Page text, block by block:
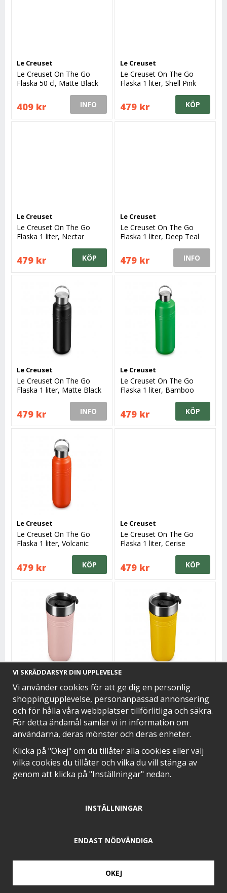
Le Creuset
Le Creuset On The Go
Flaska 50 cl, Matte Black
409 kr INFO
Le Creuset
Le Creuset On The Go
Flaska 1 liter, Shell Pink
479 kr KÖP
Le Creuset
Le Creuset On The Go
Flaska 1 liter, Nectar
479 kr KÖP
Le Creuset
Le Creuset On The Go
Flaska 1 liter, Deep Teal
479 kr INFO
Le Creuset
Le Creuset On The Go
Flaska 1 liter, Matte Black
479 kr INFO
Le Creuset
Le Creuset On The Go
Flaska 1 liter, Bamboo
479 kr KÖP
Le Creuset
Le Creuset On The Go
Flaska 1 liter, Volcanic
479 kr KÖP
Le Creuset
Le Creuset On The Go
Flaska 1 liter, Cerise
479 kr KÖP
Le Creuset
Le Creuset On The Go
Mugg 35 cl, Shell Pink
399 kr INFO
Le Creuset
Le Creuset On The Go
Mugg 35 cl, Nectar
399 kr
Le Creuset On The Go
Le Creuset On The Go
Green
399 kr
VI SKRÄDDARSYR DIN UPPLEVELSE
Vi använder cookies för att ge dig en personlig
shoppingupplevelse, personanpassad annonsering
och för hålla våra webbplatser tillförlitliga och säkra.
För detta ändamål samlar vi in information om
användarna, deras mönster och deras enheter.
Klicka på "Okej" om du tillåter alla cookies eller välj
vilka cookies du tillåter och vilka du vill stänga av
genom att klicka på "Inställningar" nedan.
INSTÄLLNINGAR
ENDAST NÖDVÄNDIGA
OKEJ